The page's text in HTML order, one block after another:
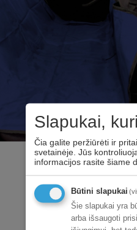
Slapukai,
Čia galite peržiūrėti ir
svetainėje. Jūs
informacijos rasite šiame
Būtini slapukai
Šie slapukai yra
arba išsaugoti